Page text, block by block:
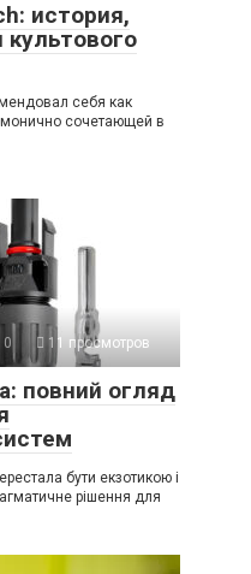
история,
себя как
сочетающей в
0 11 просмотров
повний огляд
бути екзотикою і
рішення для